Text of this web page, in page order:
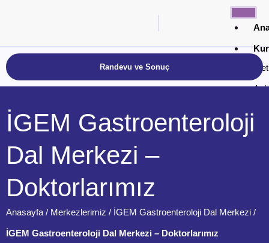
Randevu ve Sonuç
İGEM Gastroenteroloji
Dal Merkezi –
Doktorlarımız
Anasayfa / Merkezlerimiz / İGEM Gastroenteroloji Dal Merkezi /
İGEM Gastroenteroloji Dal Merkezi – Doktorlarımız